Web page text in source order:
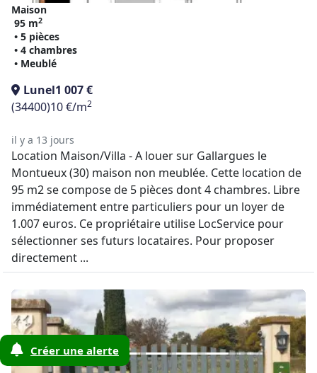
Maison
95 m2
• 5 pièces
• 4 chambres
• Meublé
Lunel1 007 €
(34400)10 €/m2
il y a 13 jours
Location Maison/Villa - A louer sur Gallargues le
Montueux (30) maison non meublée. Cette location de
95 m2 se compose de 5 pièces dont 4 chambres. Libre
immédiatement entre particuliers pour un loyer de
1.007 euros. Ce propriétaire utilise LocService pour
sélectionner ses futurs locataires. Pour proposer
directement ...
Créer une alerte